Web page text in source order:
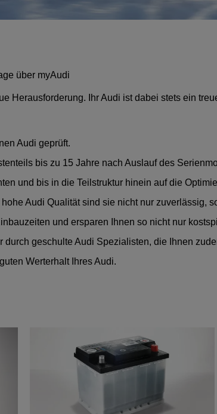
über myAudi
Herausforderung. Ihr Audi ist dabei stets ein
Audi geprüft.
bis zu 15 Jahre nach Auslauf des
und bis in die Teilstruktur hinein auf die
Audi Qualität sind sie nicht nur zuverlässig,
und ersparen Ihnen so nicht nur
durch geschulte Audi Spezialisten, die Ihnen
Werterhalt Ihres Audi.